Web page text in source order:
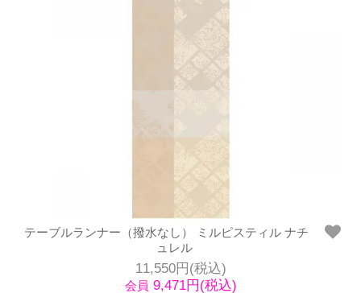
テーブルランナー（撥水なし） ミルピスティル ナチ
ュレル
11,550円(税込)
会員 9,471円(税込)